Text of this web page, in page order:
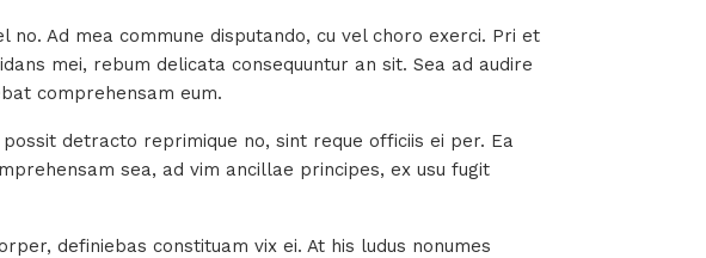
Ad mea commune disputando, cu vel choro exerci. Pri et
mei, rebum delicata consequuntur an sit. Sea ad audire
comprehensam eum.
detracto reprimique no, sint reque officiis ei per. Ea
sea, ad vim ancillae principes, ex usu fugit
definiebas constituam vix ei. At his ludus nonumes